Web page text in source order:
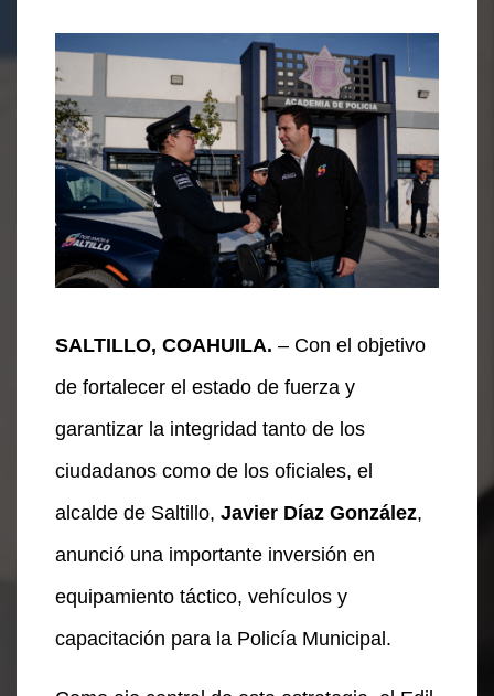
SALTILLO, COAHUILA. – Con el objetivo
de fortalecer el estado de fuerza y
garantizar la integridad tanto de los
ciudadanos como de los oficiales, el
alcalde de Saltillo, Javier Díaz González,
anunció una importante inversión en
equipamiento táctico, vehículos y
capacitación para la Policía Municipal.